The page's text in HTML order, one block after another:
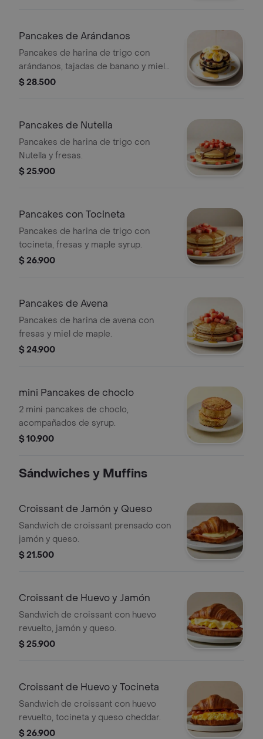
Pancakes de Arándanos
Pancakes de harina de trigo con
arándanos, tajadas de banano y miel
de maple.
$ 28.500
Pancakes de Nutella
Pancakes de harina de trigo con
Nutella y fresas.
$ 25.900
Pancakes con Tocineta
Pancakes de harina de trigo con
tocineta, fresas y maple syrup.
$ 26.900
Pancakes de Avena
Pancakes de harina de avena con
fresas y miel de maple.
$ 24.900
mini Pancakes de choclo
2 mini pancakes de choclo,
acompañados de syrup.
$ 10.900
Sándwiches y Muffins
Croissant de Jamón y Queso
Sandwich de croissant prensado con
jamón y queso.
$ 21.500
Croissant de Huevo y Jamón
Sandwich de croissant con huevo
revuelto, jamón y queso.
$ 25.900
Croissant de Huevo y Tocineta
Sandwich de croissant con huevo
revuelto, tocineta y queso cheddar.
$ 26.900